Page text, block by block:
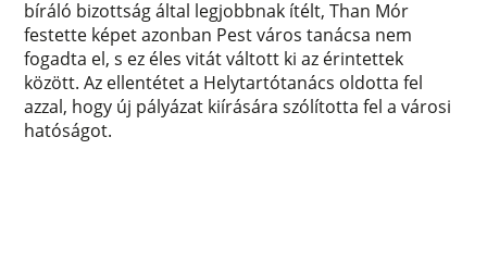
bíráló bizottság által legjobbnak ítélt, Than Mór
festette képet azonban Pest város tanácsa nem
fogadta el, s ez éles vitát váltott ki az érintettek
között. Az ellentétet a Helytartótanács oldotta fel
azzal, hogy új pályázat kiírására szólította fel a városi
hatóságot.